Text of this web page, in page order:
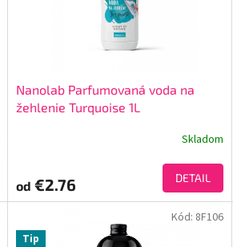
Nanolab Parfumovaná voda na
žehlenie Turquoise 1L
Skladom
od €2.76 DETAIL
Tip
Kód: 8F106